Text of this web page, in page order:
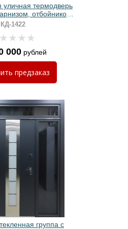
уличная термодверь
отбойником,
и серым
покрытием
КД-1422
000рублей
предзаказ
группа с